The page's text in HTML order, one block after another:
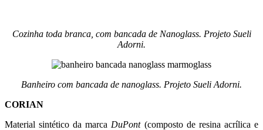
Cozinha toda branca, com bancada de Nanoglass. Projeto Sueli
Adorni.
Banheiro com bancada de nanoglass. Projeto Sueli Adorni.
CORIAN
Material sintético da marca DuPont(composto de resina acrílica e